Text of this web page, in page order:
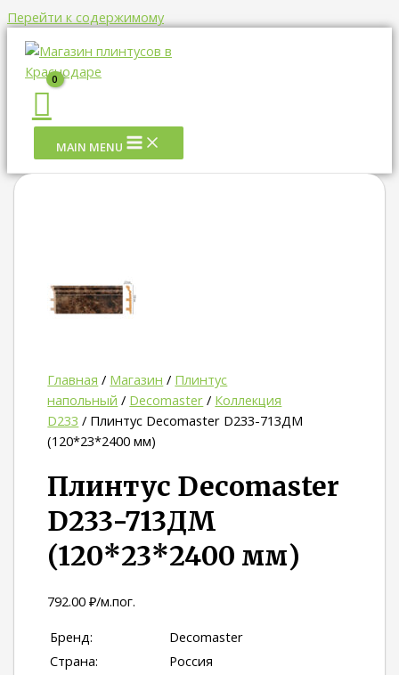
Перейти к содержимому
MAIN MENU
Главная / Магазин / Плинтус
напольный / Decomaster / Коллекция
D233 / Плинтус Decomaster D233-713ДМ
(120*23*2400 мм)
Плинтус Decomaster
D233-713ДМ
(120*23*2400 мм)
792.00₽/м.пог.
Бренд:
Decomaster
Страна:
Россия